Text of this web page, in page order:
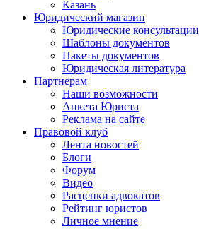
Казань
Юридический магазин
Юридические консультации
Шаблоны документов
Пакеты документов
Юридическая литература
Партнерам
Наши возможности
Анкета Юриста
Реклама на сайте
Правовой клуб
Лента новостей
Блоги
Форум
Видео
Расценки адвокатов
Рейтинг юристов
Личное мнение